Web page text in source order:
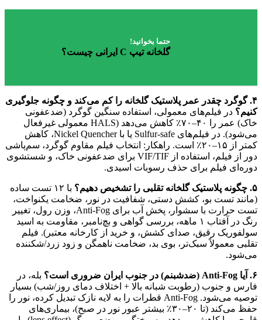
حتما بخوانید!
گلخانه‌ تیپ C ایرانی چیست؟
۴. گوگرد چقدر عمر پلاستیک گلخانه را کم می‌کند و چگونه جلوگیری
کنیم؟ در فیلم‌های معمولی، استفاده سنگین گوگرد (ضدعفونی
خاک) عمر را ۴۰–۷۰٪ کاهش می‌دهد (HALS معمولی غیرفعال
می‌شود). در فیلم‌های Sulfur-safe یا با Nickel Quencher، کاهش
کمتر از ۱۵–۲۰٪ است. راهکار: انتخاب فیلم مقاوم گوگرد، سم‌پاشی
دور از فیلم، استفاده از VIF/TIF برای ضدعفونی خاک، و شستشوی
دوره‌ای فیلم برای حذف رسوبات اسیدی.
۵. چگونه پلاستیک گلخانه تقلبی را تشخیص دهیم؟
با ۱۲ تست ساده
(مانند تست بو، کشش دستی، شفافیت در نور، ضخامت یکنواخت،
تست حرارت با سشوار، پخش آب برای Anti-Fog، وزن رول، تغییر
رنگ در آفتاب ۱ ماهه، بررسی گواهی و بچ‌نامبر، مقاومت به اسید
سولفوریک رقیق، صدای کشش، و خرید از کارخانه معتبر). فیلم
تقلبی معمولاً سبک‌تر، بوی بد، ضخامت ناهمگن و زود زرد/شکننده
می‌شود.
۶. آیا Anti-Fog (ضدشبنم) در جنوب ایران ضروری است؟
بله، در
فارس و جنوب (رطوبت شبانه بالا + اختلاف دمای روز/شب) بسیار
توصیه می‌شود. Anti-Fog قطرات را به لایه نازک تبدیل کرده، نور را
حفظ می‌کند (تا ۲۰–۳۰٪ بیشتر عبور نور در صبح)، بیماری‌های